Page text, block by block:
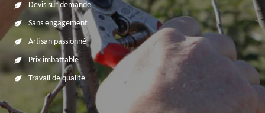
Devis sur demande
Sans engagement
Artisan passionné
Prix imbattable
Travail de qualité